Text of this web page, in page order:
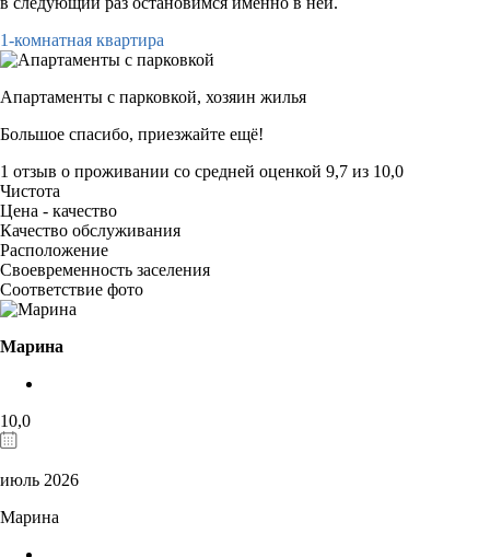
1-комнатная квартира
Апартаменты с парковкой, хозяин жилья
Большое спасибо, приезжайте ещё!
1 отзыв о проживании со средней оценкой 9,7 из 10,0
Чистота
Цена - качество
Качество обслуживания
Расположение
Своевременность заселения
Соответствие фото
Марина
10,0
июль 2026
Марина